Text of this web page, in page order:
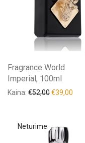
Fragrance World
Imperial, 100ml
Kaina: €52,00€39,00